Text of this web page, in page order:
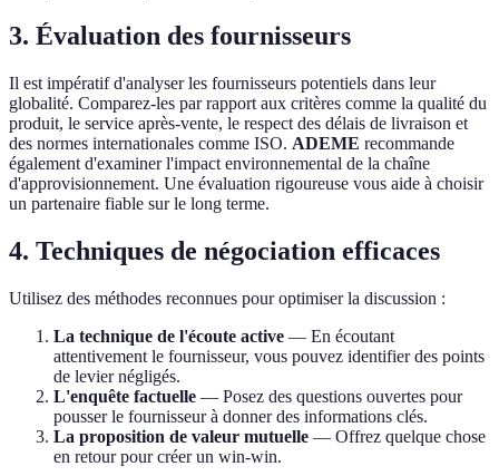
3. Évaluation des fournisseurs
Il est impératif d'analyser les fournisseurs potentiels dans leur
globalité. Comparez-les par rapport aux critères comme la qualité du
produit, le service après-vente, le respect des délais de livraison et
des normes internationales comme ISO. ADEME recommande
également d'examiner l'impact environnemental de la chaîne
d'approvisionnement. Une évaluation rigoureuse vous aide à choisir
un partenaire fiable sur le long terme.
4. Techniques de négociation efficaces
Utilisez des méthodes reconnues pour optimiser la discussion :
La technique de l'écoute active — En écoutant
attentivement le fournisseur, vous pouvez identifier des points
de levier négligés.
L'enquête factuelle — Posez des questions ouvertes pour
pousser le fournisseur à donner des informations clés.
La proposition de valeur mutuelle — Offrez quelque chose
en retour pour créer un win-win.